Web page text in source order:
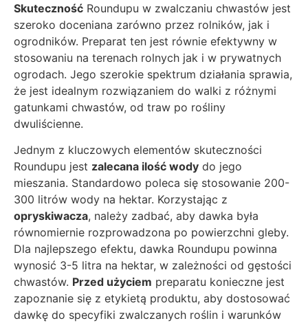
Skuteczność Roundupu w zwalczaniu chwastów jest
szeroko doceniana zarówno przez rolników, jak i
ogrodników. Preparat ten jest równie efektywny w
stosowaniu na terenach rolnych jak i w prywatnych
ogrodach. Jego szerokie spektrum działania sprawia,
że jest idealnym rozwiązaniem do walki z różnymi
gatunkami chwastów, od traw po rośliny
dwuliścienne.
Jednym z kluczowych elementów skuteczności
Roundupu jest zalecana ilość wody do jego
mieszania. Standardowo poleca się stosowanie 200-
300 litrów wody na hektar. Korzystając z
opryskiwacza, należy zadbać, aby dawka była
równomiernie rozprowadzona po powierzchni gleby.
Dla najlepszego efektu, dawka Roundupu powinna
wynosić 3-5 litra na hektar, w zależności od gęstości
chwastów. Przed użyciem preparatu konieczne jest
zapoznanie się z etykietą produktu, aby dostosować
dawkę do specyfiki zwalczanych roślin i warunków